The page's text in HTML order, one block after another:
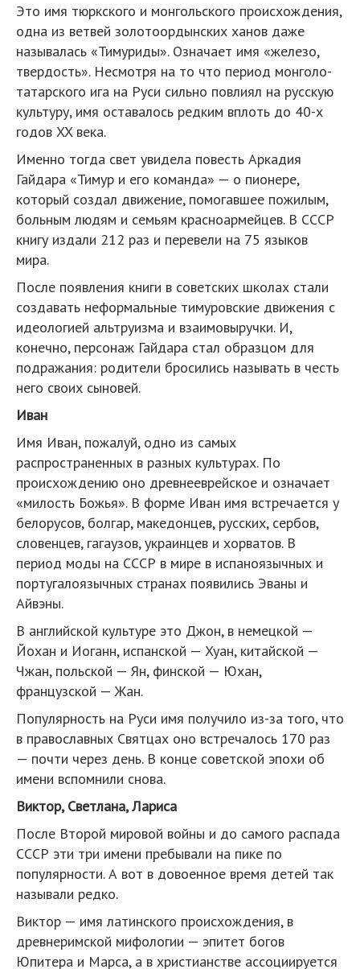
Это имя тюркского и монгольского происхождения,
одна из ветвей золотоордынских ханов даже
называлась «Тимуриды». Означает имя «железо,
твердость». Несмотря на то что период монголо-
татарского ига на Руси сильно повлиял на русскую
культуру, имя оставалось редким вплоть до 40-х
годов XX века.
Именно тогда свет увидела повесть Аркадия
Гайдара «Тимур и его команда» — о пионере,
который создал движение, помогавшее пожилым,
больным людям и семьям красноармейцев. В СССР
книгу издали 212 раз и перевели на 75 языков
мира.
После появления книги в советских школах стали
создавать неформальные тимуровские движения с
идеологией альтруизма и взаимовыручки. И,
конечно, персонаж Гайдара стал образцом для
подражания: родители бросились называть в честь
него своих сыновей.
Иван
Имя Иван, пожалуй, одно из самых
распространенных в разных культурах. По
происхождению оно древнееврейское и означает
«милость Божья». В форме Иван имя встречается у
белорусов, болгар, македонцев, русских, сербов,
словенцев, гагаузов, украинцев и хорватов. В
период моды на СССР в мире в испаноязычных и
португалоязычных странах появились Эваны и
Айвэны.
В английской культуре это Джон, в немецкой —
Йохан и Иоганн, испанской — Хуан, китайской —
Чжан, польской — Ян, финской — Юхан,
французской — Жан.
Популярность на Руси имя получило из-за того, что
в православных Святцах оно встречалось 170 раз
— почти через день. В конце советской эпохи об
имени вспомнили снова.
Виктор, Светлана, Лариса
После Второй мировой войны и до самого распада
СССР эти три имени пребывали на пике по
популярности. А вот в довоенное время детей так
называли редко.
Виктор — имя латинского происхождения, в
древнеримской мифологии — эпитет богов
Юпитера и Марса, а в христианстве ассоциируется